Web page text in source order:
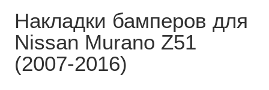
Накладки бамперов для
Nissan Murano Z51
(2007-2016)